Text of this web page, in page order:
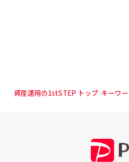
資産運用の1stSTEP トップ キーワ